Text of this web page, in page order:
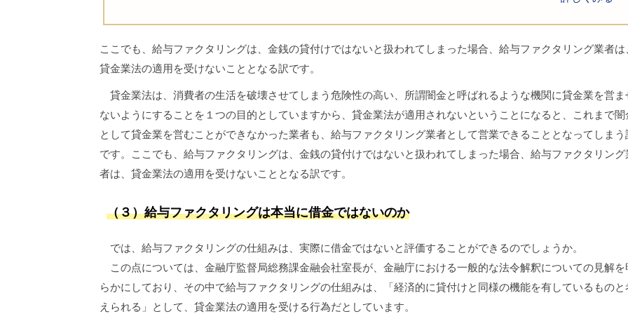
ここでも、給与ファクタリングは、金銭の貸付けではないと扱われてしまった場合、給与ファクタリング業者は
貸金業法の適用を受けないこととなる訳です。
貸金業法は、消費者の生活を破壊させてしまう危険性の高い、所謂闇金と呼ばれるような機関に貸金業を営ま
ないようにすることを１つの目的としていますから、貸金業法が適用されないということになると、これまで闇
として貸金業を営むことができなかった業者も、給与ファクタリング業者として営業できることとなってしまう
です。ここでも、給与ファクタリングは、金銭の貸付けではないと扱われてしまった場合、給与ファクタリング
者は、貸金業法の適用を受けないこととなる訳です。
（３）給与ファクタリングは本当に借金ではないのか
では、給与ファクタリングの仕組みは、実際に借金ではないと評価することができるのでしょうか。
この点については、金融庁監督局総務課金融会社室長が、金融庁における一般的な法令解釈についての見解を
らかにしており、その中で給与ファクタリングの仕組みは、「経済的に貸付けと同様の機能を有しているものと
えられる」として、貸金業法の適用を受ける行為だとしています。